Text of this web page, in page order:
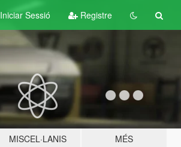
Iniciar Sessió Registre
MISCEL·LANIS MÉS